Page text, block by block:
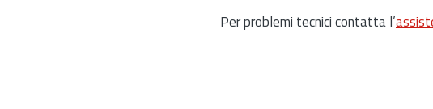
Per problemi tecnici contatta l’